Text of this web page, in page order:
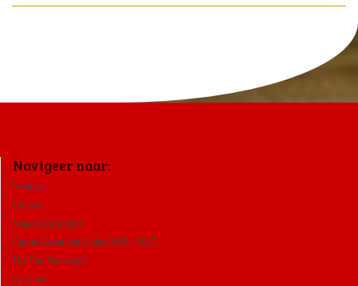
Navigeer naar:
Welkom
Contact
Vanaf 22 juli 1681
Cursus Leren van Luther 2026 - 2027
Het Van Dam orgel
Over ons